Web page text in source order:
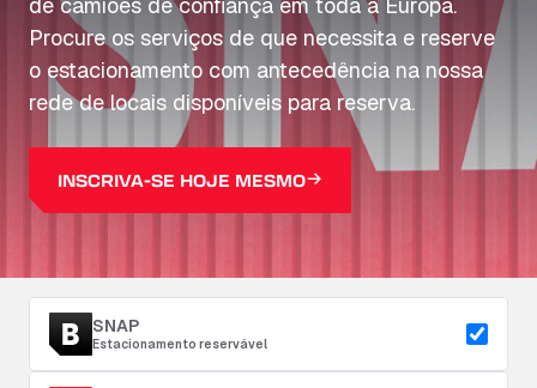
Procure os serviços de que necessita e reserve
o estacionamento com antecedência na nossa
rede de locais disponíveis para reserva.
INSCRIVA-SE HOJE MESMO
SNAP
Estacionamento reservável